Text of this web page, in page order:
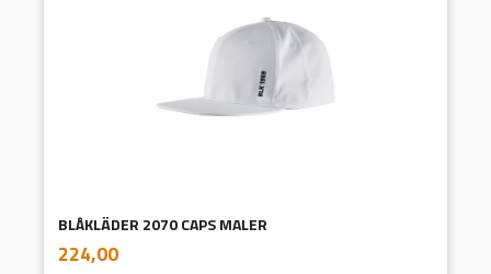
BLÅKLÄDER 2070 CAPS MALER
Pris
224,00mva.